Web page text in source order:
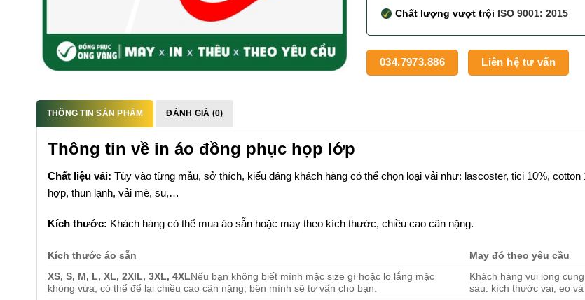
Chất lượng vượt trội ISO 9001: 2015
034.7973.886 Liên hệ tư vấn
THÔNG TIN SẢN PHẨM ĐÁNH GIÁ (0)
Thông tin về in áo đồng phục họp lớp
Chất liệu vải: Tùy vào từng mẫu, sở thích, kiểu dáng khách hàng có thể chọn loại vải như: lascoster, tici 10%, cotton
hợp, thun lạnh, vải mè, su,…
Kích thước: Khách hàng có thể mua áo sẵn hoặc may theo kích thước, chiều cao cân nặng.
Kích thước áo sẵn
May đó theo yêu cầu
XS, S, M, L, XL, 2XlL, 3XL, 4XL Nếu bạn không biết mình mặc size gì hoặc lo lắng mặc
không vừa, có thể để lại chiều cao cân nặng, bên mình sẽ tư vấn cho bạn.
Khách hàng vui lòng
sau: kích thước vai, eo và